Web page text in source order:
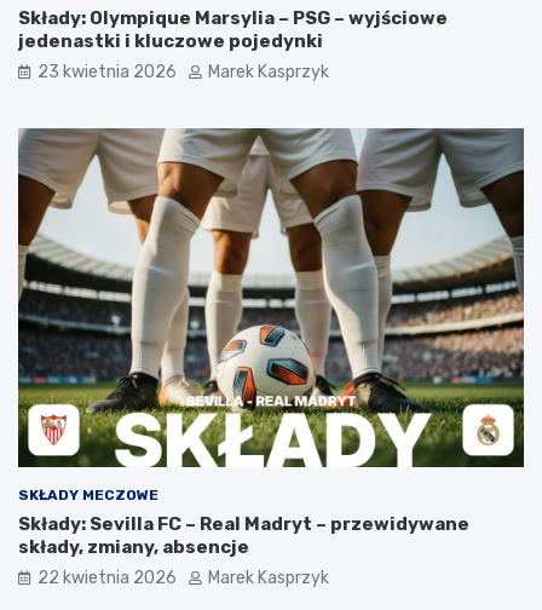
Składy: Olympique Marsylia – PSG – wyjściowe
jedenastki i kluczowe pojedynki
23 kwietnia 2026 Marek Kasprzyk
SKŁADY MECZOWE
Składy: Sevilla FC – Real Madryt – przewidywane
składy, zmiany, absencje
22 kwietnia 2026 Marek Kasprzyk